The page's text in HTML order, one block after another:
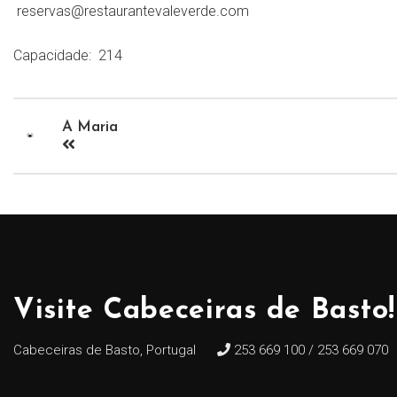
reservas@restaurantevaleverde.com
Capacidade: 214
A Maria
Visite Cabeceiras de Basto!
Cabeceiras de Basto, Portugal 253 669 100 / 253 669 070